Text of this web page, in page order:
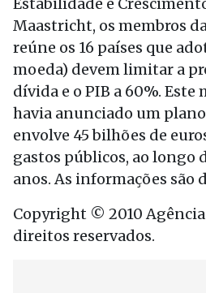
Maastricht, os membros
reúne os 16 países que
moeda) devem limitar a
dívida e o PIB a 60%. Este
havia anunciado um
envolve 45 bilhões de
gastos públicos, ao longo
anos. As informações são
Copyright © 2010 Agência
direitos reservados.